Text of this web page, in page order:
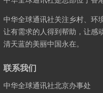
中华全球通讯社关注乡村、环
让有需求的人得到帮助，让感
清天蓝的美丽中国永在。
联系我们
中华全球通讯社北京办事处